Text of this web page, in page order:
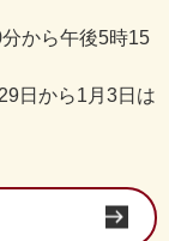
から午後5時15
日から1月3日は